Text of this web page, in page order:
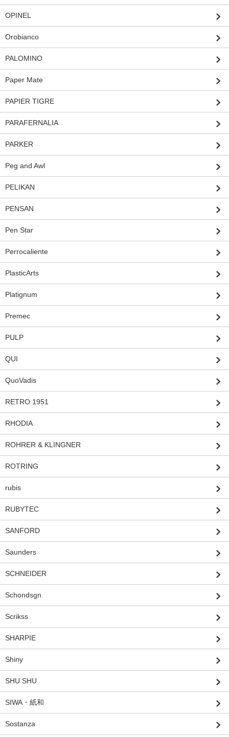
OPINEL
Orobianco
PALOMINO
Paper Mate
PAPIER TIGRE
PARAFERNALIA
PARKER
Peg and Awl
PELIKAN
PENSAN
Pen Star
Perrocaliente
PlasticArts
Platignum
Premec
PULP
QUI
QuoVadis
RETRO 1951
RHODIA
ROHRER & KLINGNER
ROTRING
rubis
RUBYTEC
SANFORD
Saunders
SCHNEIDER
Schondsgn
Scrikss
SHARPIE
Shiny
SHU SHU
SIWA・紙和
Sostanza